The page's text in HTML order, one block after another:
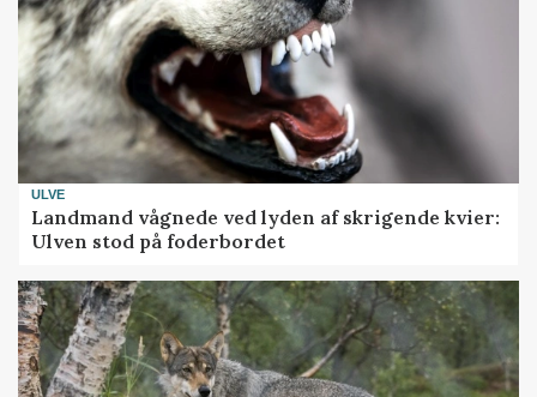
ULVE
Landmand vågnede ved lyden af skrigende kvier:
Ulven stod på foderbordet